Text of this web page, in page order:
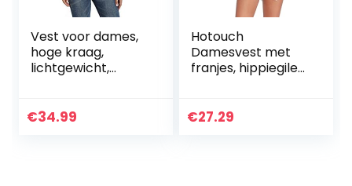
Vest voor dames,
hoge kraag,
lichtgewicht,
vest voor buiten
€34.99
Hotouch
Damesvest met
franjes, hippiegilet
vest, mantel, S-XXL
€27.29